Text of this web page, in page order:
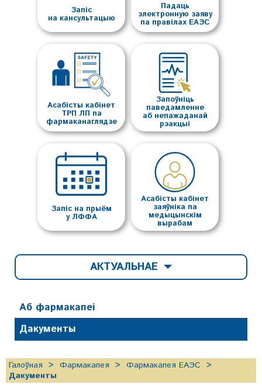
Запіс
на кансультацыю
Падаць
электронную заяву
па правілах ЕАЭС
Асабісты кабінет
ТРП ЛП па
фармаканаглядзе
Запоўніць
паведамленне
аб непажаданай
рэакцыі
Запіс на прыём
у ЛФФА
Асабісты кабінет
заяўніка па
медыцынскім
вырабам
Аб фармакапеi
Дакументы
АКТУАЛЬНАЕ
Галоўная Фармакапея
Фармакапея ЕАЭС
Дакументы